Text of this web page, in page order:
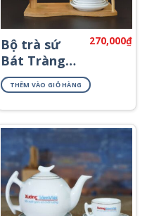
Bộ trà sứ
Bát Tràng
viền kim giá
rẻ ATK-62
270,000₫
THÊM VÀO GIỎ HÀNG